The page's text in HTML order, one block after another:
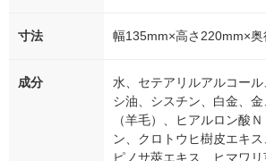
寸法 幅135mm×高さ220mm×奥
成分
水、セテアリルアルコー
シ油、シスチン、白金、
（羊毛）、ヒアルロン酸
ン、クロトウヒ樹皮エキ
ピノサ莢エキス、ヒマワ